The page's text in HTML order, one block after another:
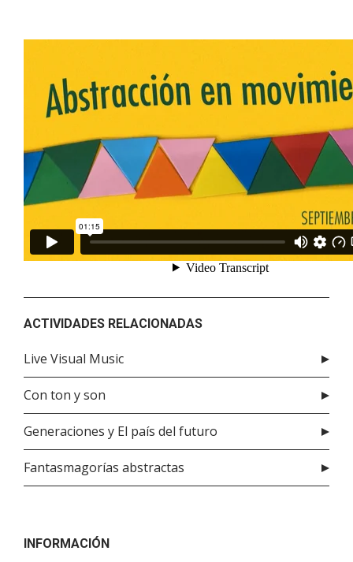
ACTIVIDADES RELACIONADAS
Live Visual Music
Con ton y son
Generaciones y El país del futuro
Fantasmagorías abstractas
INFORMACIÓN